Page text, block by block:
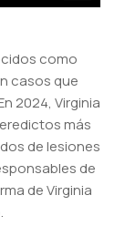
como
casos que
2024, Virginia
más
de lesiones
de
de Virginia